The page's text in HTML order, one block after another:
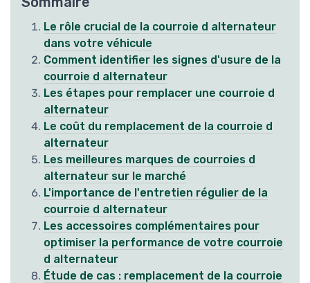
Le rôle crucial de la courroie d alternateur
dans votre véhicule
Comment identifier les signes d'usure de la
courroie d alternateur
Les étapes pour remplacer une courroie d
alternateur
Le coût du remplacement de la courroie d
alternateur
Les meilleures marques de courroies d
alternateur sur le marché
L'importance de l'entretien régulier de la
courroie d alternateur
Les accessoires complémentaires pour
optimiser la performance de votre courroie
d alternateur
Étude de cas : remplacement de la courroie